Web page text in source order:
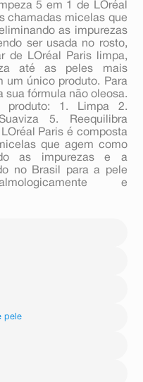
5 em 1 de LOréal
chamadas micelas que
as impurezas
ser usada no rosto,
de LOréal Paris limpa,
até as peles mais
um único produto. Para
sua fórmula não oleosa.
1. Limpa 2.
5. Reequilibra
Paris é composta
que agem como
as impurezas e a
no Brasil para a pele
e
pele